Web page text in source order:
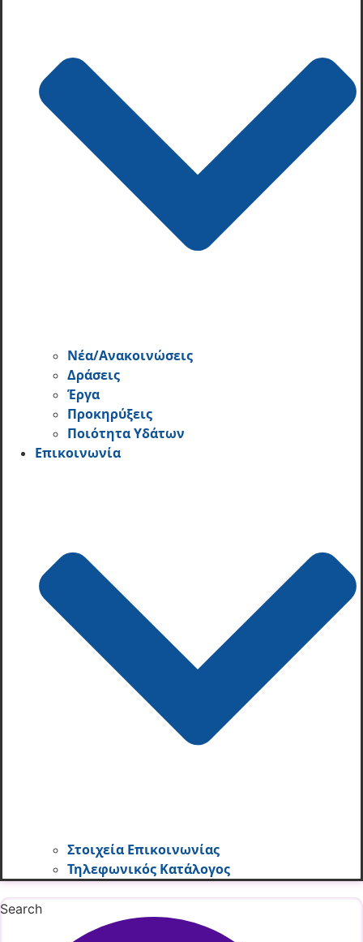
Νέα/Ανακοινώσεις
Δράσεις
Έργα
Προκηρύξεις
Ποιότητα Υδάτων
Επικοινωνία
Στοιχεία Επικοινωνίας
Τηλεφωνικός Κατάλογος
Search